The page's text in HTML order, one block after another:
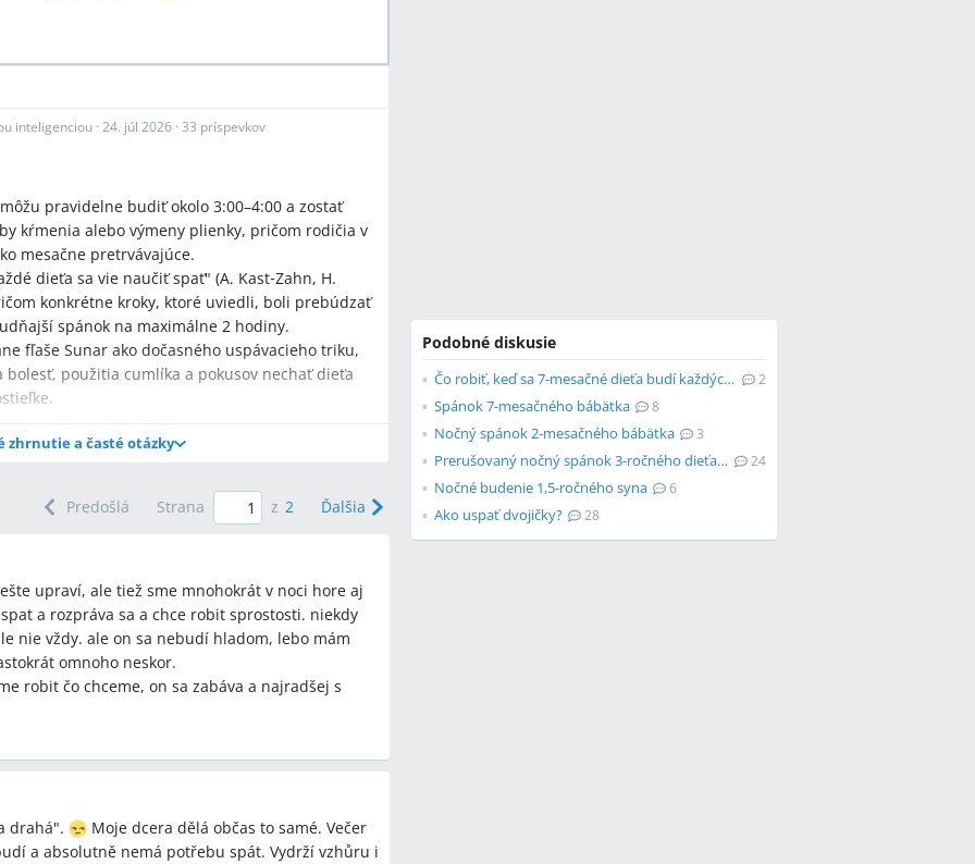
inteligenciou · 24. júl 2026 · 33 príspevkov
pravidelne budiť okolo 3:00–4:00 a zostať
kŕmenia alebo výmeny plienky, pričom rodičia v
mesačne pretrvávajúce.
dieťa sa vie naučiť spať" (A. Kast‑Zahn, H.
konkrétne kroky, ktoré uviedli, boli prebúdzať
spánok na maximálne 2 hodiny.
fľaše Sunar ako dočasného uspávacieho triku,
použitia cumlíka a pokusov nechať dieťa
vo veku 1–2 rokov?
príčiny zúbky (spomínané chýbajúce zadné
a príliš dlhé popoludňajšie spanie; bdenie sa
hodiny.
spať"?
z knihy (prebúdzanie o 7:00, denné
zaspávania) viedla k tomu, že dieťa začalo
aplikovali podľa knihy?
prebúdzať dieťa ráno o 7:00 a nenechať
2 hodiny, zároveň učiť dieťa zaspávať samo vo
zhrnutie a časté otázky
Predošlá Strana z 2 Ďalšia
upraví, ale tiež sme mnohokrát v noci hore aj
a rozpráva sa a chce robit sprostosti. niekdy
nie vždy. ale on sa nebudí hladom, lebo mám
omnoho neskor.
robit čo chceme, on sa zabáva a najradšej s
drahá".
Moje dcera dělá občas to samé. Večer
a absolutně nemá potřebu spát. Vydrží vzhůru i
Podobné diskusie
Čo robiť, keď sa 7-mesačné dieťa budí každých 30 minút? 2
Spánok 7-mesačného bábätka 8
Nočný spánok 2-mesačného bábätka 3
Prerušovaný nočný spánok 3-ročného dieťaťa 24
Nočné budenie 1,5-ročného syna 6
Ako uspať dvojičky? 28